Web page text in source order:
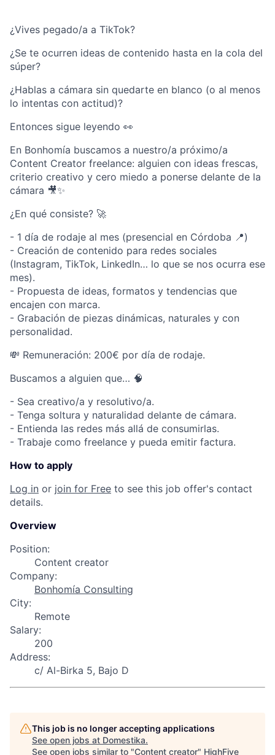
¿Vives pegado/a a TikTok?
¿Se te ocurren ideas de contenido hasta en la cola del
súper?
¿Hablas a cámara sin quedarte en blanco (o al menos
lo intentas con actitud)?
Entonces sigue leyendo 👀
En Bonhomía buscamos a nuestro/a próximo/a
Content Creator freelance: alguien con ideas frescas,
criterio creativo y cero miedo a ponerse delante de la
cámara 🎥✨
¿En qué consiste? 🚀
- 1 día de rodaje al mes (presencial en Córdoba 📍)
- Creación de contenido para redes sociales
(Instagram, TikTok, LinkedIn… lo que se nos ocurra ese
mes).
- Propuesta de ideas, formatos y tendencias que
encajen con marca.
- Grabación de piezas dinámicas, naturales y con
personalidad.
💸 Remuneración: 200€ por día de rodaje.
Buscamos a alguien que… 🧠
- Sea creativo/a y resolutivo/a.
- Tenga soltura y naturalidad delante de cámara.
- Entienda las redes más allá de consumirlas.
- Trabaje como freelance y pueda emitir factura.
How to apply
Log in or join for Free to see this job offer's contact
details.
Overview
Position:
Content creator
Company:
Bonhomía Consulting
City:
Remote
Salary:
200
Address:
c/ Al-Birka 5, Bajo D
This job is no longer accepting applications
See open jobs at Domestika.
See open jobs similar to "Content creator" HighFive